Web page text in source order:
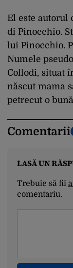
El este autorul
di Pinocchio.
lui Pinocchio.
Numele
Collodi, situat
născut mama
petrecut o
Comentarii
LASĂ UN
Trebuie să fii
comentariu.